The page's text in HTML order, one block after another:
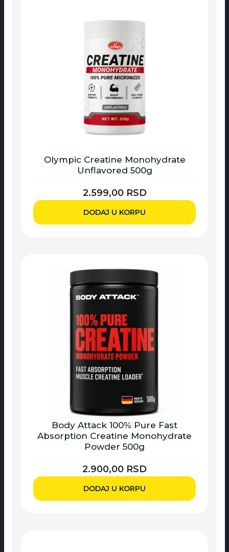
Olympic Creatine Monohydrate
Unflavored 500g
2.599,00 RSD
DODAJ U KORPU
Body Attack 100% Pure Fast
Absorption Creatine Monohydrate
Powder 500g
2.900,00 RSD
DODAJ U KORPU